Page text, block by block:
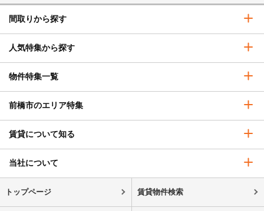
間取りから探す
人気特集から探す
物件特集一覧
前橋市のエリア特集
賃貸について知る
当社について
トップページ 賃貸物件検索